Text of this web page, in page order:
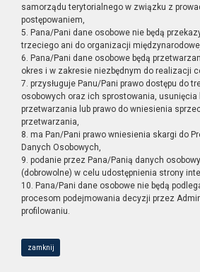
samorządu terytorialnego w związku z
postępowaniem,
5. Pana/Pani dane osobowe nie będą
trzeciego ani do organizacji
6. Pana/Pani dane osobowe będą
okres i w zakresie niezbędnym do realizacji
7. przysługuje Panu/Pani prawo dostępu do
osobowych oraz ich sprostowania, usunięcia
przetwarzania lub prawo do wniesienia
przetwarzania,
8. ma Pan/Pani prawo wniesienia skargi do
Danych Osobowych,
9. podanie przez Pana/Panią danych
(dobrowolne) w celu udostępnienia strony
10. Pana/Pani dane osobowe nie będą
procesom podejmowania decyzji przez
profilowaniu.
zamknij